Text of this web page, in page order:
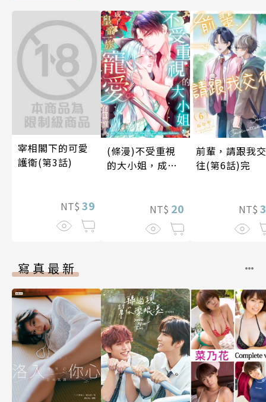
宰相閣下的可愛
護衛(第3話)
NT$ 39
(條漫)不受重視
的大小姐，成了
NT$ 20
前輩，請跟我交
往(第6話)完
NT$
寫真最新